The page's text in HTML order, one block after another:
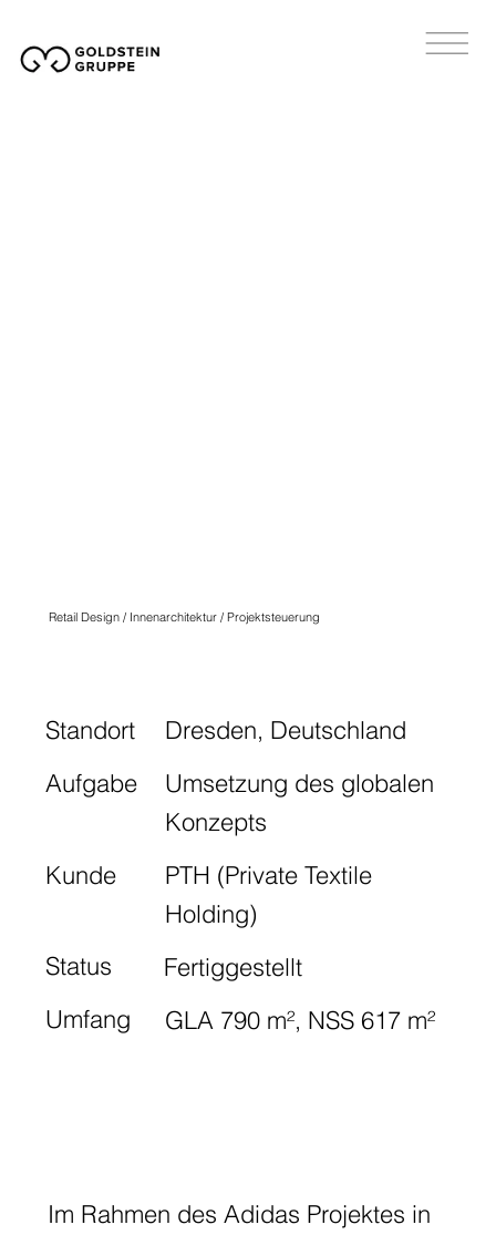
Standort
Dresden, Deutschland
Aufgabe
Umsetzung des globalen
Konzepts
Kunde
PTH (Private Textile
Holding)
Status
Fertiggestellt
Umfang
GLA 790 m², NSS 617 m²
Retail Design / Innenarchitektur / Projektsteuerung
Im Rahmen des Adidas Projektes in